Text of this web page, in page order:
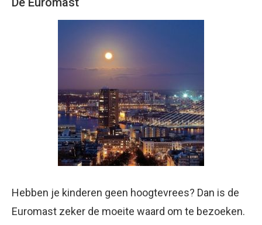
Hebben je kinderen geen hoogtevrees? Dan is de
Euromast zeker de moeite waard om te bezoeken.